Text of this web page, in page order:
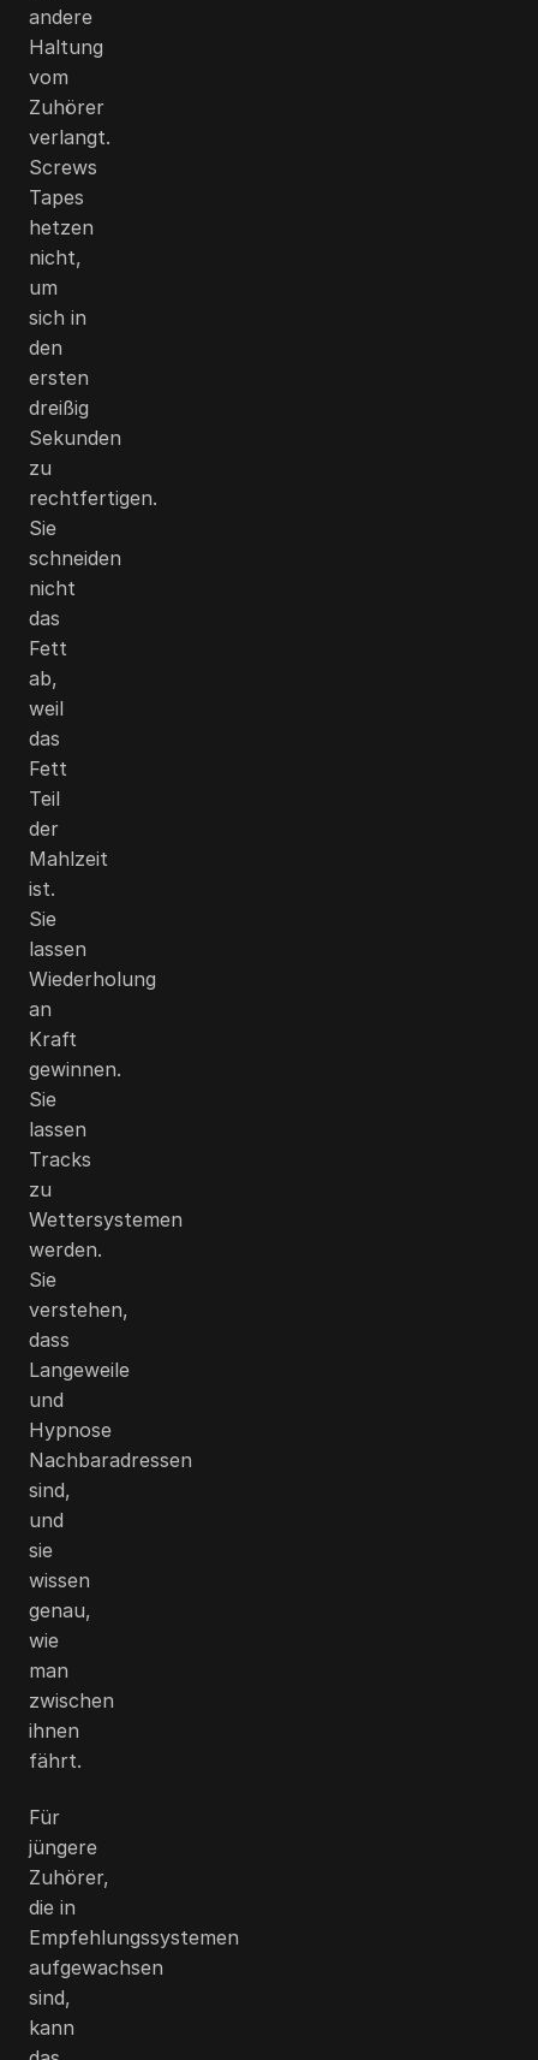
andere
Haltung
vom
Zuhörer
verlangt.
Screws
Tapes
hetzen
nicht,
um
sich in
den
ersten
dreißig
Sekunden
zu
rechtfertigen.
Sie
schneiden
nicht
das
Fett
ab,
weil
das
Fett
Teil
der
Mahlzeit
ist.
Sie
lassen
Wiederholung
an
Kraft
gewinnen.
Sie
lassen
Tracks
zu
Wettersystemen
werden.
Sie
verstehen,
dass
Langeweile
und
Hypnose
Nachbaradressen
sind,
und
sie
wissen
genau,
wie
man
zwischen
ihnen
fährt.
Für
jüngere
Zuhörer,
die in
Empfehlungssystemen
aufgewachsen
sind,
kann